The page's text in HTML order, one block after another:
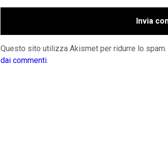
Questo sito utilizza Akismet per ridurre lo spam.
dai commenti.